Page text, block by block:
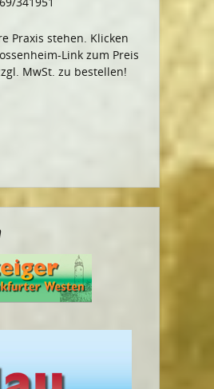
Praxis stehen. Klicken
Link zum Preis
MwSt. zu bestellen!